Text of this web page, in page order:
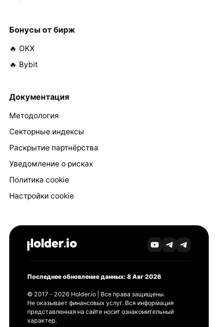
Бонусы от бирж
🔥 OKX
🔥 Bybit
Документация
Методология
Секторные индексы
Раскрытие партнёрства
Уведомление о рисках
Политика cookie
Настройки cookie
Последнее обновление данных: 8 Авг 2026
© 2017 - 2026 Holder.io | Все права защищены.
Не оказывает финансовых услуг. Вся информация
представленная на сайте носит ознакомительный
характер.